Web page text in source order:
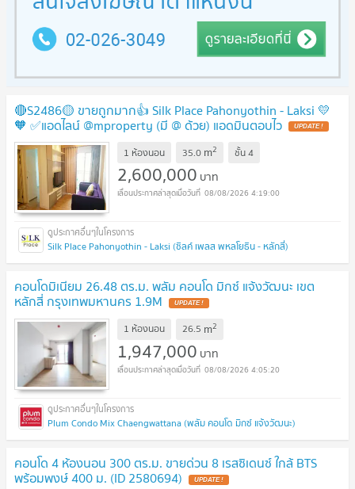
🔴S2486🟡 ขายถูกมาก👍 Silk Place Pahonyothin - Laksi 💛
🧡 ✅แอดไลน์ @mproperty (มี @ ด้วย) แอดมินตอบไว UPDATE !
1 ห้องนอน 35.0 m2 ชั้น4
2,600,000 บาท
08/08/2026 4:19:00
Silk Place Pahonyothin - Laksi (ซิลค์ เพลส พหลโยธิน - หลักสี่)
คอนโดมิเนียม 26.48 ตร.ม. พลัม คอนโด มิกซ์ แจ้งวัฒนะ เขต
หลักสี่ กรุงเทพมหานคร 1.9M UPDATE !
1 ห้องนอน 26.5 m2
1,947,000 บาท
08/08/2026 4:05:20
Plum Condo Mix Chaengwattana (พลัม คอนโด มิกซ์ แจ้งวัฒนะ)
คอนโด 4 ห้องนอน 300 ตร.ม. ขายด่วน 8 เรสซิเดนซ์ ใกล้ BTS
พร้อมพงษ์ 400 ม. (ID 2580694) UPDATE !